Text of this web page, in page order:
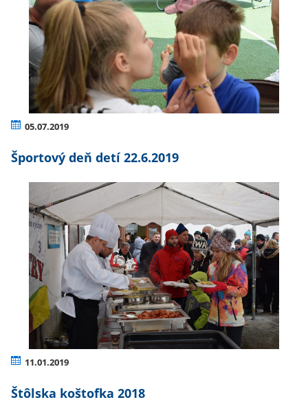
05.07.2019
Športový deň detí 22.6.2019
11.01.2019
Štôlska koštofka 2018